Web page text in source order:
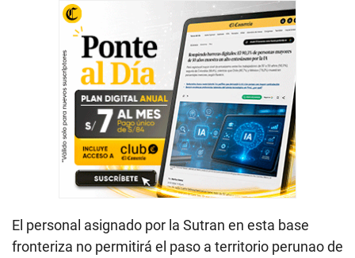
El personal asignado por la Sutran en esta base
fronteriza no permitirá el paso a territorio perunao de